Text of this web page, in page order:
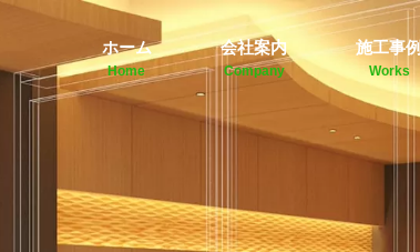
ホーム
Home
会社案内
Company
施工事例
Works